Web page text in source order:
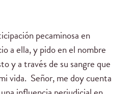
pecaminosa en
a ella, y pido en el nombre
y a través de su sangre que
vida. Señor, me doy cuenta